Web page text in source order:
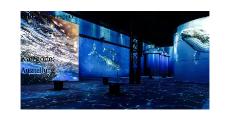
Bild: Culturespaces / Falko Wübbecke
Kategorie:
Ausstellung